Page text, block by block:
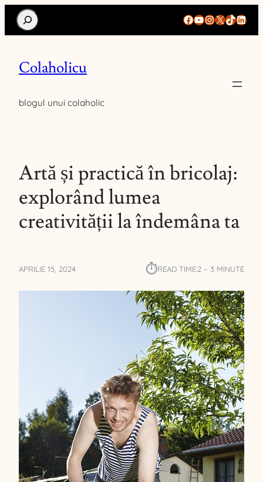
Search Facebook
YouTube
Instagram
X TikTok
Colaholicu
blogul unui colaholic
Artă și practică în bricolaj:
explorând lumea
creativității la îndemâna ta
APRILIE 15, 2024 ⏱︎READ TIME:2 – 3 MINUTE